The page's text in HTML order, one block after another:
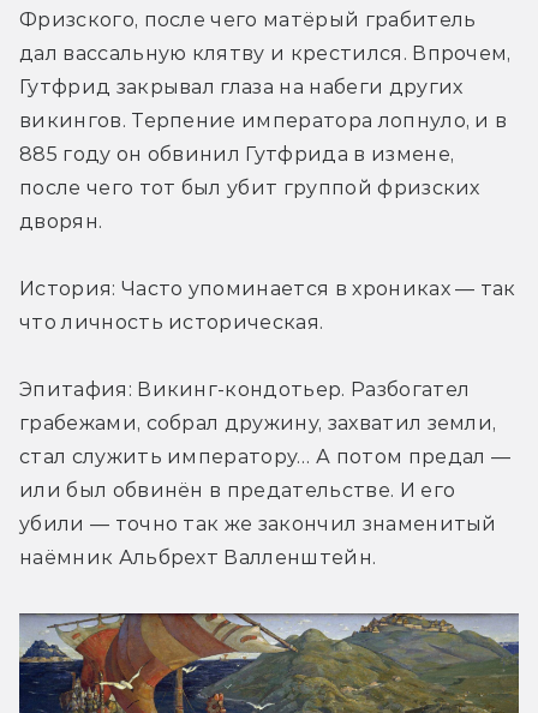
Фризского, после чего матёрый грабитель
дал вассальную клятву и крестился. Впрочем,
Гутфрид закрывал глаза на набеги других
викингов. Терпение императора лопнуло, и в
885 году он обвинил Гутфрида в измене,
после чего тот был убит группой фризских
дворян.
История: Часто упоминается в хрониках — так
что личность историческая.
Эпитафия: Викинг-кондотьер. Разбогател
грабежами, собрал дружину, захватил земли,
стал служить императору… А потом предал —
или был обвинён в предательстве. И его
убили — точно так же закончил знаменитый
наёмник Альбрехт Валленштейн.